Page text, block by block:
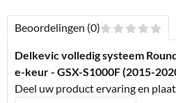
Beoordelingen (0)
Delkevic volledig systeem
e-keur - GSX-S1000F (2015-
Deel uw product ervaring en